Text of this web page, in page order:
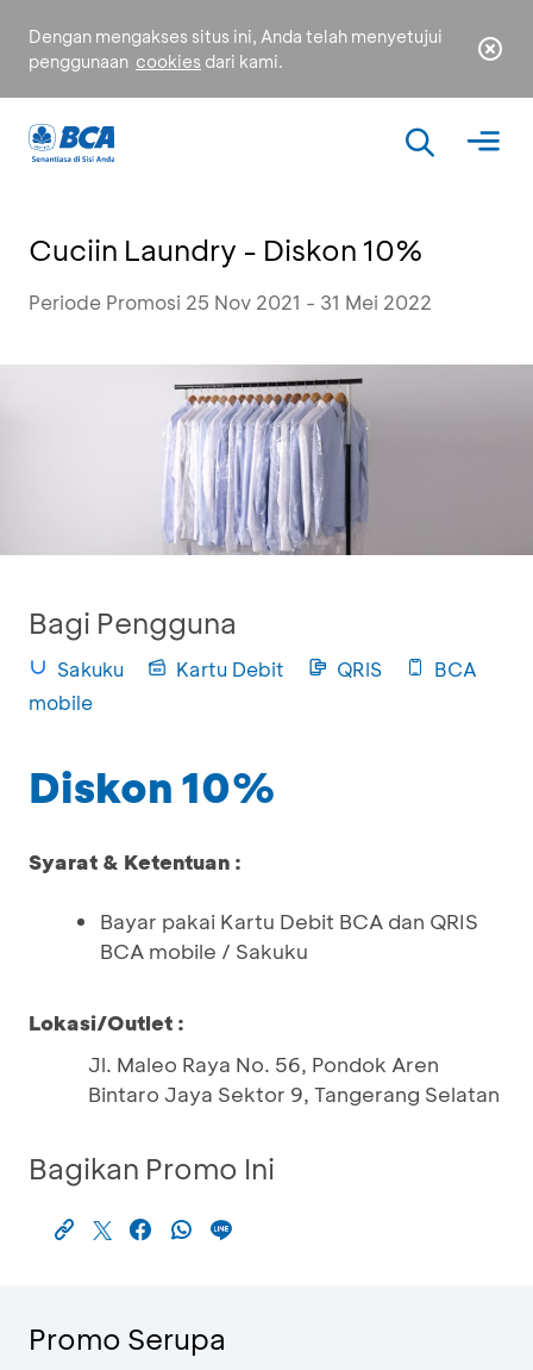
Dengan mengakses situs ini, Anda telah menyetujui
penggunaan cookies dari kami.
Cuciin Laundry - Diskon 10%
Periode Promosi 25 Nov 2021 - 31 Mei 2022
Bagi Pengguna
Sakuku Kartu Debit QRIS
BCA
mobile
Diskon 10%
Syarat & Ketentuan :
Bayar pakai Kartu Debit BCA dan QRIS
BCA mobile / Sakuku
Lokasi/Outlet :
Jl. Maleo Raya No. 56, Pondok Aren
Bintaro Jaya Sektor 9, Tangerang Selatan
Bagikan Promo Ini
Promo Serupa